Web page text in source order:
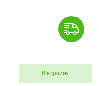
В корзину